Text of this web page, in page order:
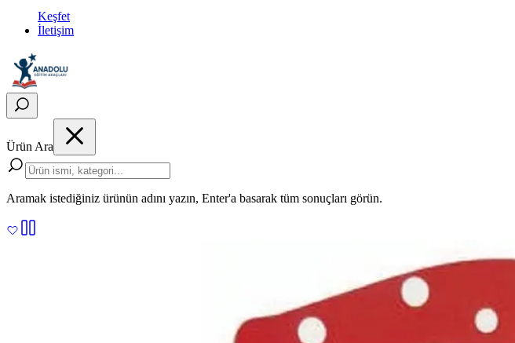
Keşfet
İletişim
Ürün Ara
Aramak istediğiniz ürünün adını yazın, Enter'a basarak tüm sonuçları görün.